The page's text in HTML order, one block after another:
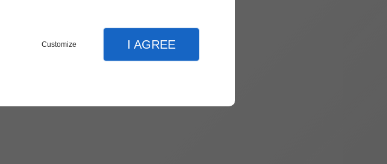
Customize I AGREE